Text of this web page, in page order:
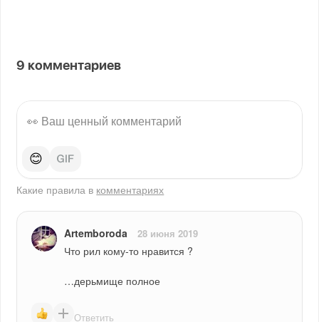
9 комментариев
😊
Какие правила в комментариях
Artemboroda 28 июня 2019
Что рил кому-то нравится ?
…дерьмище полное
Ответить